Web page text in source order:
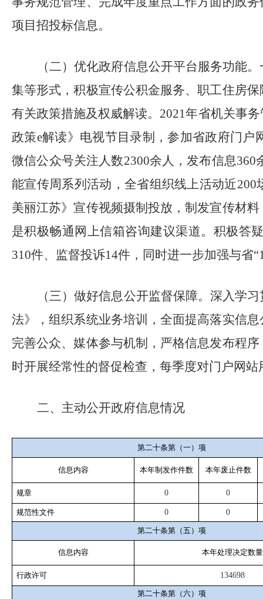
项目招投标信息。
（二）优化政府信息公开平台服务功能。
集等形式，积极宣传公积金服务、职工住房
有关政策措施及权威解读。 2021年省机关事
政策e解读》电视节目录制，参加省政府门
微信公众号关注人数2300余人，发布信息360
能宣传周系列活动，全省组织线上活动近200
美丽江苏》宣传视频摄制投放，制发宣传材
是积极畅通网上信箱咨询建议渠道。积极答
310件、监督投诉14件，同时进一步加强与省“
（三）做好信息公开监督保障。深入学
法》，组织系统业务培训，全面提高落实信
完善公众、媒体参与机制，严格信息发布程
时开展经常性的督促检查，每季度对门户网
二、主动公开政府信息情况
第二十条第（一）项
信息内容 本年制发作件数 本年废止件数
规章 0 0
规范性文件 0 0
第二十条第（五）项
信息内容 本年处理决定数量
行政许可 134698
第二十条第（六）项